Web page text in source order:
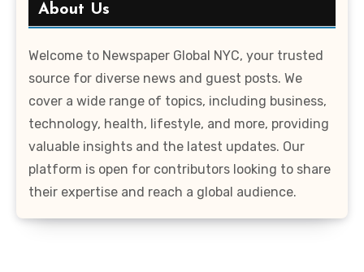
About Us
Welcome to Newspaper Global NYC, your trusted
source for diverse news and guest posts. We
cover a wide range of topics, including business,
technology, health, lifestyle, and more, providing
valuable insights and the latest updates. Our
platform is open for contributors looking to share
their expertise and reach a global audience.